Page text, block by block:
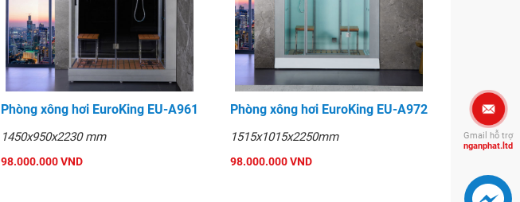
Phòng xông hơi EuroKing EU-A961
1450x950x2230 mm
98.000.000 VND
Phòng xông hơi EuroKing EU-A972
1515x1015x2250mm
98.000.000 VND
Gmail hỗ trợ
nganphat.ltd